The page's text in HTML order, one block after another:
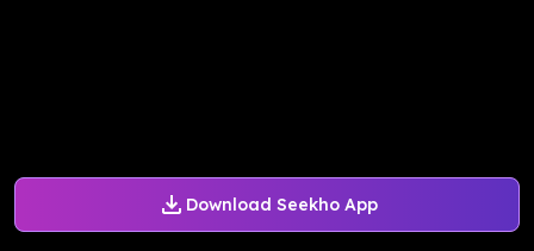
Download Seekho App